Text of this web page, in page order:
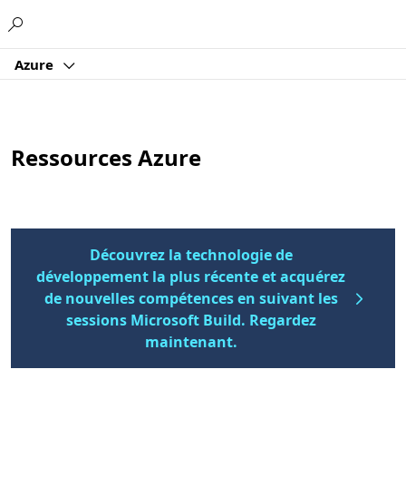
Azure
Ressources Azure
Découvrez la technologie de
développement la plus récente et acquérez
de nouvelles compétences en suivant les
sessions Microsoft Build. Regardez
maintenant.